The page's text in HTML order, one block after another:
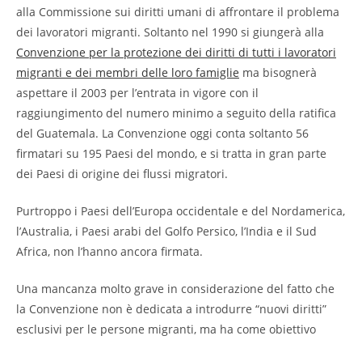
alla Commissione sui diritti umani di affrontare il problema
dei lavoratori migranti. Soltanto nel 1990 si giungerà alla
Convenzione per la protezione dei diritti di tutti i lavoratori
migranti e dei membri delle loro famiglie ma bisognerà
aspettare il 2003 per l’entrata in vigore con il
raggiungimento del numero minimo a seguito della ratifica
del Guatemala. La Convenzione oggi conta soltanto 56
firmatari su 195 Paesi del mondo, e si tratta in gran parte
dei Paesi di origine dei flussi migratori.
Purtroppo i Paesi dell’Europa occidentale e del Nordamerica,
l’Australia, i Paesi arabi del Golfo Persico, l’India e il Sud
Africa, non l’hanno ancora firmata.
Una mancanza molto grave in considerazione del fatto che
la Convenzione non è dedicata a introdurre “nuovi diritti”
esclusivi per le persone migranti, ma ha come obiettivo